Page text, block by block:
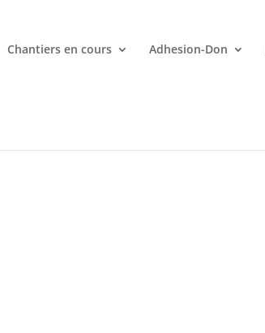
Chantiers en cours Adhesion-Don
chez